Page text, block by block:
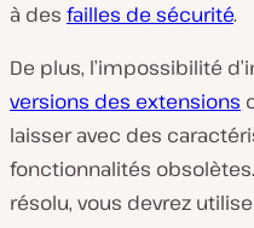
à des failles de sécurité.
De plus, l’impossibilité
versions des extensions
laisser avec des
fonctionnalités
résolu, vous devrez